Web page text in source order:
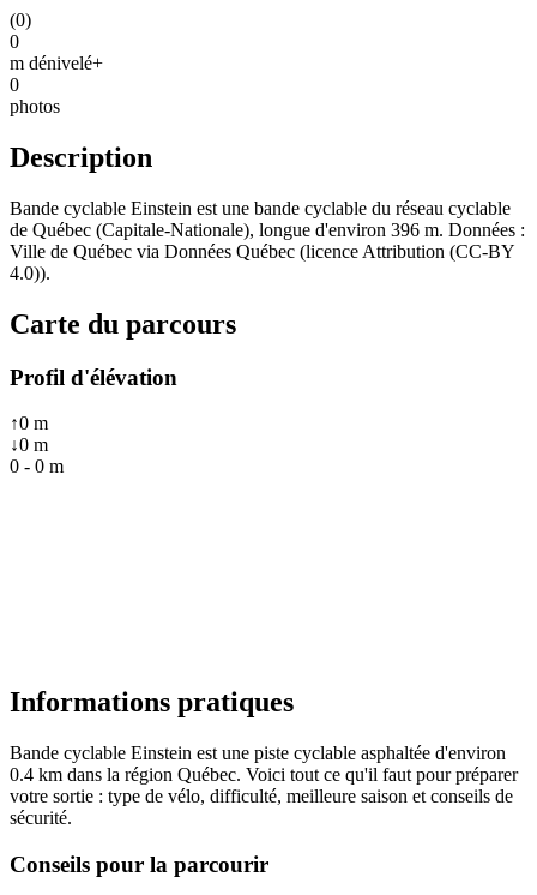
(0)
0
m dénivelé+
0
photos
Description
Bande cyclable Einstein est une bande cyclable du réseau cyclable
de Québec (Capitale-Nationale), longue d'environ 396 m. Données :
Ville de Québec via Données Québec (licence Attribution (CC-BY
4.0)).
Carte du parcours
Profil d'élévation
↑0 m
↓0 m
0 - 0 m
Informations pratiques
Bande cyclable Einstein est une piste cyclable asphaltée d'environ
0.4 km dans la région Québec. Voici tout ce qu'il faut pour préparer
votre sortie : type de vélo, difficulté, meilleure saison et conseils de
sécurité.
Conseils pour la parcourir